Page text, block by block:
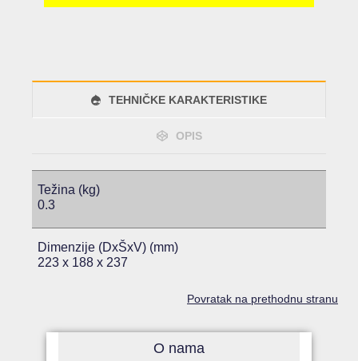
TEHNIČKE KARAKTERISTIKE
OPIS
Težina (kg)
0.3
Dimenzije (DxŠxV) (mm)
223 x 188 x 237
Povratak na prethodnu stranu
O nama